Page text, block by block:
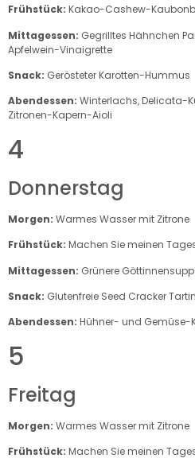
Frühstück: Kakao-Cashew-
Mittagessen: Gegrilltes Hähnchen
Apfelwein-Vinaigrette
Snack: Gerösteter Karotten-Hummus
Abendessen: Winterlachs, Delicata-
Zitronen-Kapern-Aioli
4
Donnerstag
Morgen: Warmes Wasser mit Zitrone
Frühstück: Machen Sie meinen
Mittagessen: Grünere
Snack: Glutenfreie Seed Cracker
Abendessen: Hühner- und Gemüse-
5
Freitag
Morgen: Warmes Wasser mit Zitrone
Frühstück: Machen Sie meinen